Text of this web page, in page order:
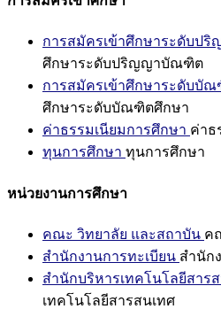
การสมัครเข้าศึกษาระดับป
ศึกษาระดับปริญญาบัณฑิต
การสมัครเข้าศึกษาระดับบั
ศึกษาระดับบัณฑิตศึกษา
ค่าธรรมเนียมการศึกษา ค่าธ
ทุนการศึกษา ทุนการศึกษา
หน่วยงานการศึกษา
คณะ วิทยาลัย และสถาบัน ค
สำนักงานการทะเบียน สำนัก
สำนักบริหารเทคโนโลยีสาร
เทคโนโลยีสารสนเทศ